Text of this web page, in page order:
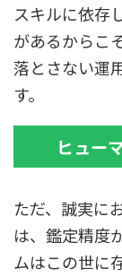
スキルに依存
があるからこ
落とさない運
す。
ヒュー
ただ、誠実に
は、鑑定精度
ムはこの世に